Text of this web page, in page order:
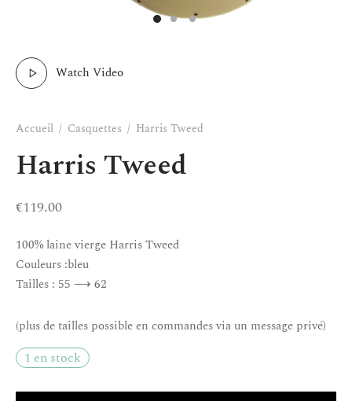
Watch Video
Accueil / Casquettes / Harris Tweed
Harris Tweed
€119.00
100% laine vierge Harris Tweed
Couleurs :bleu
Tailles : 55 ⟶ 62
(plus de tailles possible en commandes via un message privé)
1 en stock